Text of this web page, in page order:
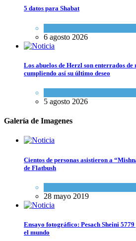
5 datos para Shabat
6 agosto 2026
Los abuelos de Herzl son enterrados de
cumpliendo así su último deseo
5 agosto 2026
Galería de Imagenes
Cientos de personas asistieron a
de Flatbush
28 mayo 2019
Ensayo fotográfico: Pesach Sheini
el mundo